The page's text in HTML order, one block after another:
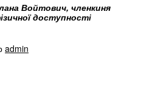
Войтович, членкиня
доступності
admin